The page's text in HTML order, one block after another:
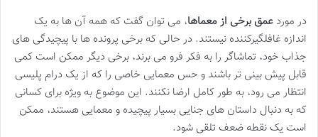
در مورد عمق برخی از معماها، می توان گفت که همه آن ها به یک
اندازه غافلگیرکننده نیستند. در حالی که برخی پرونده ها با پیچیدگی های
جذاب خود، تماشاگر را به فکر فرو می برند، برخی دیگر ممکن است کمی
قابل پیش بینی تر باشند و حس معمایی خاصی را که از یک درام پلیسی
انتظار می رود، به طور کامل ارضا نکنند. این موضوع به ویژه برای کسانی
که به دنبال داستان های جنایی بسیار پیچیده و معمایی هستند، ممکن
است یک نقطه ضعف تلقی شود.